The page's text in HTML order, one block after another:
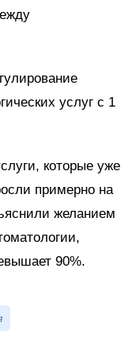
услуг с 1
которые уже
примерно на
желанием
90%.